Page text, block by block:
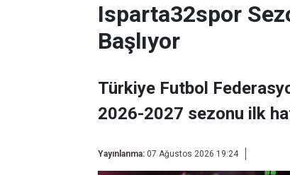
Isparta32spor
Başlıyor
Türkiye Futbol
2026-2027 sezonu ilk
Yayınlanma: 07 Ağustos 2026 19:24